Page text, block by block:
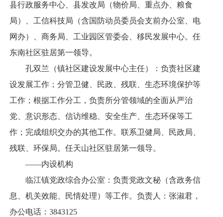
县行政服务中心、县发改局（物价局、重点办、粮食
局）、工信科技局（含国防动员委员会支前办公室、电
网办）、商务局、工业园区管委会、移民发展中心。任
东南社区驻居第一领导。
孔双兰（镇社区建设发展中心主任）：负责社区建
设发展工作；分管卫健、民政、残联、生态环境保护等
工作；根据工作分工，负责所分管领域的全面从严治
党、意识形态、信访维稳、安全生产、生态环保等工
作；完成组织交办的其他工作。联系卫健局、民政局、
残联、环保局。任天山社区驻居第一领导。
——内设机构
临江镇党政综合办公室：负责党政文秘（含政务信
息、机关效能、民情处理）等工作。负责人：张淑君，
办公电话：3843125